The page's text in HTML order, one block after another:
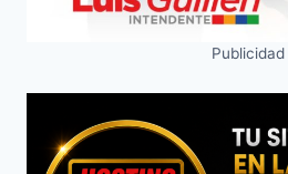
Publicidad